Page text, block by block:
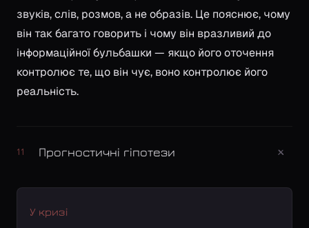
звуків, слів, розмов, а не образів. Це пояснює, чому
він так багато говорить і чому він вразливий до
інформаційної бульбашки — якщо його оточення
контролює те, що він чує, воно контролює його
реальність.
11 Прогностичні гіпотези +
У кризі